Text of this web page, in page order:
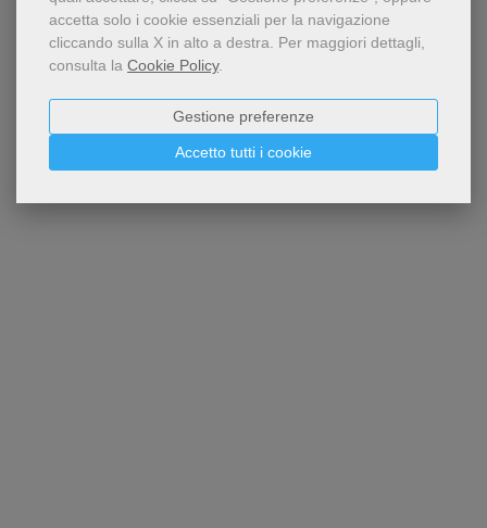
accetta solo i cookie essenziali per la navigazione
cliccando sulla X in alto a destra. Per maggiori dettagli,
consulta la Cookie Policy.
Accetto tutti i cookie
Gestione preferenze